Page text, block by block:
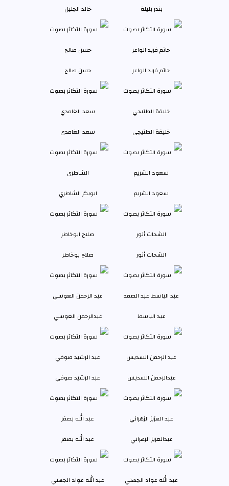
بندر بليلة خالد الجليل
حاتم فريد الواعر حسن صالح
خليفة الطنيجي سعد الغامدي
سعود الشريم ابوبكر الشاطري
الشحات أنور صلاح بوخاطر
عبد الباسط عبدالرحمن العوسي
عبدالرحمن السديس عبد الرشيد صوفي
عبدالعزيز الزهراني عبد الله بصفر